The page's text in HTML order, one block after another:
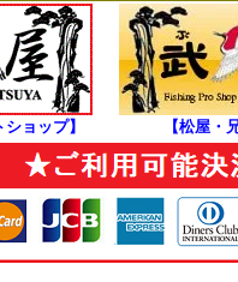
ョップ】 【松屋・